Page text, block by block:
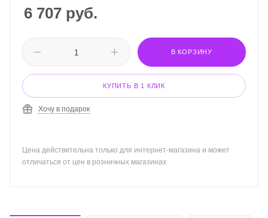
6 707 руб.
В КОРЗИНУ
КУПИТЬ В 1 КЛИК
Хочу в подарок
Цена действительна только для интернет-магазина и может
отличаться от цен в розничных магазинах